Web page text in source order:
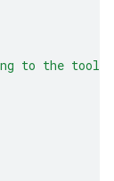
to the tool'